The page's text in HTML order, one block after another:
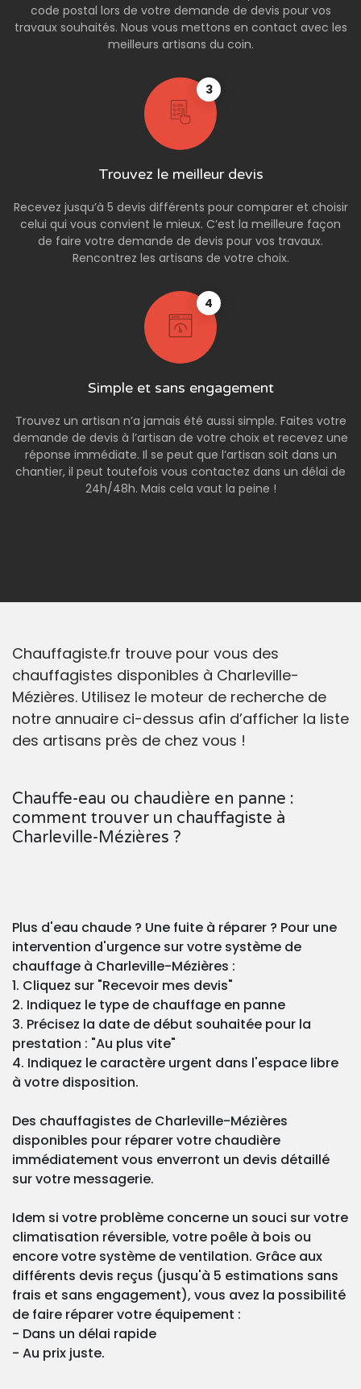
code postal lors de votre demande de devis pour vos
travaux souhaités. Nous vous mettons en contact avec les
meilleurs artisans du coin.
3
Trouvez le meilleur devis
Recevez jusqu’à 5 devis différents pour comparer et choisir
celui qui vous convient le mieux. C’est la meilleure façon
de faire votre demande de devis pour vos travaux.
Rencontrez les artisans de votre choix.
4
Simple et sans engagement
Trouvez un artisan n’a jamais été aussi simple. Faites votre
demande de devis à l’artisan de votre choix et recevez une
réponse immédiate. Il se peut que l’artisan soit dans un
chantier, il peut toutefois vous contactez dans un délai de
24h/48h. Mais cela vaut la peine !
Chauffagiste.fr trouve pour vous des
chauffagistes disponibles à Charleville-
Mézières. Utilisez le moteur de recherche de
notre annuaire ci-dessus afin d’afficher la liste
des artisans près de chez vous !
Chauffe-eau ou chaudière en panne :
comment trouver un chauffagiste à
Charleville-Mézières ?
Plus d'eau chaude ? Une fuite à réparer ? Pour une
intervention d'urgence sur votre système de
chauffage à Charleville-Mézières :
1. Cliquez sur "Recevoir mes devis"
2. Indiquez le type de chauffage en panne
3. Précisez la date de début souhaitée pour la
prestation : "Au plus vite"
4. Indiquez le caractère urgent dans l'espace libre
à votre disposition.
Des chauffagistes de Charleville-Mézières
disponibles pour réparer votre chaudière
immédiatement vous enverront un devis détaillé
sur votre messagerie.
Idem si votre problème concerne un souci sur votre
climatisation réversible, votre poêle à bois ou
encore votre système de ventilation. Grâce aux
différents devis reçus (jusqu'à 5 estimations sans
frais et sans engagement), vous avez la possibilité
de faire réparer votre équipement :
- Dans un délai rapide
- Au prix juste.